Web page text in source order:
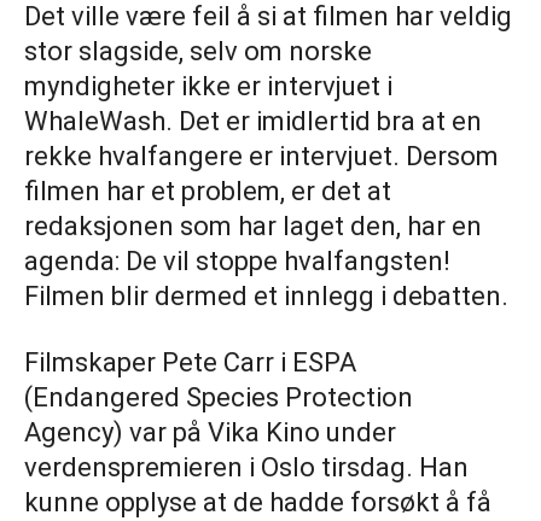
Det ville være feil å si at filmen har veldig
stor slagside, selv om norske
myndigheter ikke er intervjuet i
WhaleWash. Det er imidlertid bra at en
rekke hvalfangere er intervjuet. Dersom
filmen har et problem, er det at
redaksjonen som har laget den, har en
agenda: De vil stoppe hvalfangsten!
Filmen blir dermed et innlegg i debatten.
Filmskaper Pete Carr i ESPA
(Endangered Species Protection
Agency) var på Vika Kino under
verdenspremieren i Oslo tirsdag. Han
kunne opplyse at de hadde forsøkt å få